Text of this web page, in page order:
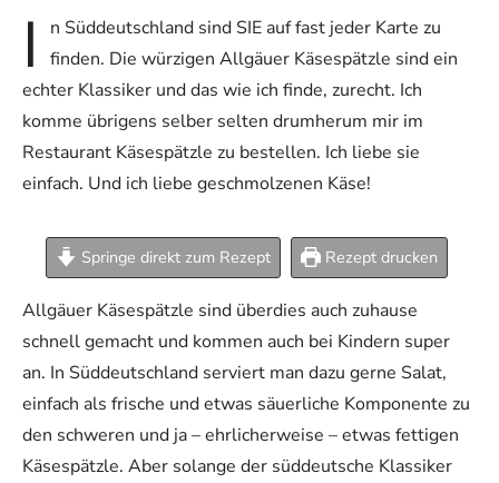
I
n Süddeutschland sind SIE auf fast jeder Karte zu
finden. Die würzigen Allgäuer Käsespätzle sind ein
echter Klassiker und das wie ich finde, zurecht. Ich
komme übrigens selber selten drumherum mir im
Restaurant Käsespätzle zu bestellen. Ich liebe sie
einfach. Und ich liebe geschmolzenen Käse!
Springe direkt zum Rezept Rezept drucken
Allgäuer Käsespätzle sind überdies auch zuhause
schnell gemacht und kommen auch bei Kindern super
an. In Süddeutschland serviert man dazu gerne Salat,
einfach als frische und etwas säuerliche Komponente zu
den schweren und ja – ehrlicherweise – etwas fettigen
Käsespätzle. Aber solange der süddeutsche Klassiker